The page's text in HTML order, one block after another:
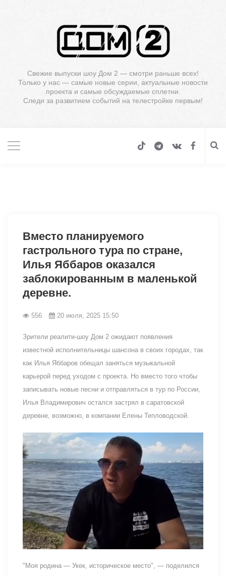
Свежие выпуски шоу Дом 2 — смотри раньше всех!
Только у нас — самые новые серии, актуальные новости
проекта и самые обсуждаемые сплетни.
Следи за развитием событий на телестройке первым!
Вместо планируемого
гастрольного тура по стране,
Илья Яббаров оказался
заблокированным в маленькой
деревне.
556 20 июля, 2025 15:50
Зрители реалити-шоу Дом 2 ожидают появления
известной исполнительницы шансона в своих городах, так
как Илья Яббаров обещал заняться музыкальной
карьерой перед уходом с проекта. Но вместо того чтобы
записывать новые песни и отправляться в тур по России,
Илья Владимирович остался застрял в саратовской
деревне, возможно, в компании Елены Тепловодской.
"Моя родина — Укек, историческое место", — поделился